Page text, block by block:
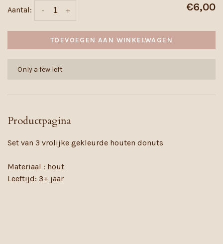
Aantal: +
- €6,00
TOEVOEGEN AAN WINKELWAGEN
Only a few left
Productpagina
Set van 3 vrolijke gekleurde houten donuts
Materiaal : hout
Leeftijd: 3+ jaar